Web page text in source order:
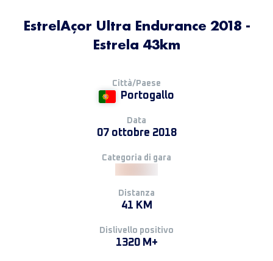
EstrelAçor Ultra Endurance 2018 -
Estrela 43km
Città/Paese
Portogallo
Data
07 ottobre 2018
Categoria di gara
Distanza
41 KM
Dislivello positivo
1320 M+